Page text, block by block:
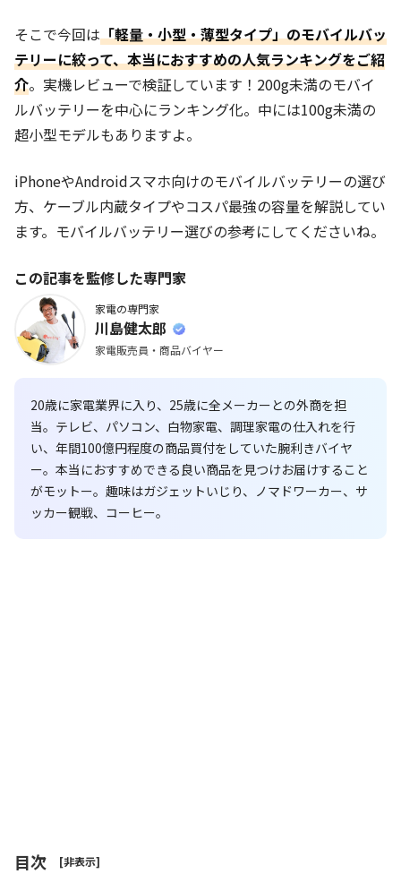
そこで今回は「軽量・小型・薄型タイプ」のモバイルバッ
テリーに絞って、本当におすすめの人気ランキングをご紹
介。実機レビューで検証しています！200g未満のモバイ
ルバッテリーを中心にランキング化。中には100g未満の
超小型モデルもありますよ。
iPhoneやAndroidスマホ向けのモバイルバッテリーの選び
方、ケーブル内蔵タイプやコスパ最強の容量を解説してい
ます。モバイルバッテリー選びの参考にしてくださいね。
この記事を監修した専門家
家電の専門家
川島健太郎
家電販売員・商品バイヤー
20歳に家電業界に入り、25歳に全メーカーとの外商を担
当。テレビ、パソコン、白物家電、調理家電の仕入れを行
い、年間100億円程度の商品買付をしていた腕利きバイヤ
ー。本当におすすめできる良い商品を見つけお届けすること
がモットー。趣味はガジェットいじり、ノマドワーカー、サ
ッカー観戦、コーヒー。
目次 [非表示]